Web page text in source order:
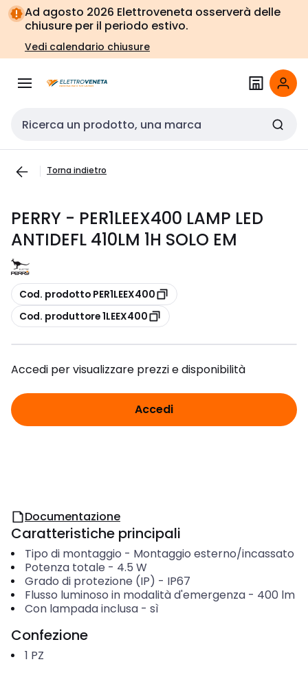
Vai alla
navigazione
Vai
alla
pagina
Ad agosto 2026 Elettroveneta osserverà delle
chiusure per il periodo estivo.
Vedi calendario chiusure
Cerca input
Torna indietro
PERRY - PER1LEEX400 LAMP LED
ANTIDEFL 410LM 1H SOLO EM
copia
Cod. prodotto PER1LEEX400
copia
Cod. produttore 1LEEX400
Accedi per visualizzare prezzi e disponibilità
Accedi
Documentazione
Caratteristiche principali
Tipo di montaggio - Montaggio esterno/incassato
Potenza totale - 4.5 W
Grado di protezione (IP) - IP67
Flusso luminoso in modalità d'emergenza- 400 lm
Con lampada inclusa- sì
Confezione
1 PZ